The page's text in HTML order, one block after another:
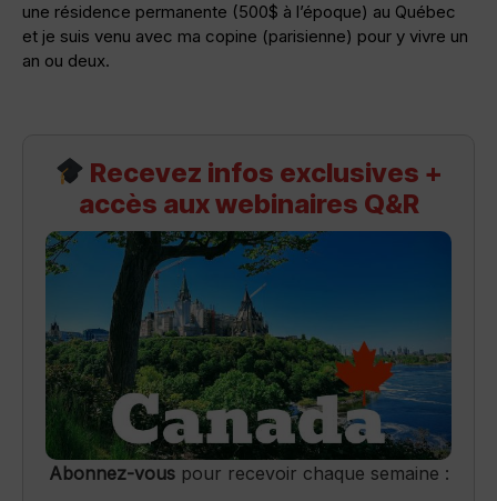
une résidence permanente (500$ à l’époque) au Québec
et je suis venu avec ma copine (parisienne) pour y vivre un
an ou deux.
Recevez infos exclusives +
accès aux webinaires Q&R
Abonnez-vouspour recevoir chaque semaine :